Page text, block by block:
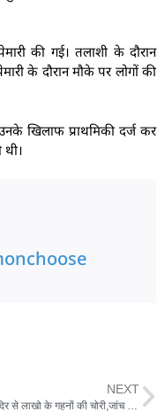
की गई। तलाशी के दौरान
के दौरान मौके पर लोगों की
खिलाफ प्राथमिकी दर्ज कर
NEXT
काली मंदिर से लाखो के गहनों की चोरी,जांच में जुटी पुलिस